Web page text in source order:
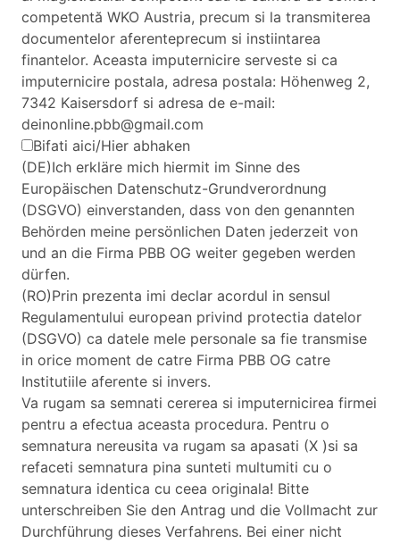
competentă WKO Austria, precum si la transmiterea
documentelor aferenteprecum si instiintarea
finantelor. Aceasta imputernicire serveste si ca
imputernicire postala, adresa postala: Höhenweg 2,
7342 Kaisersdorf si adresa de e-mail:
deinonline.pbb@gmail.com
Bifati aici/Hier abhaken
(DE)Ich erkläre mich hiermit im Sinne des
Europäischen Datenschutz-Grundverordnung
(DSGVO) einverstanden, dass von den genannten
Behörden meine persönlichen Daten jederzeit von
und an die Firma PBB OG weiter gegeben werden
dürfen.
(RO)Prin prezenta imi declar acordul in sensul
Regulamentului european privind protectia datelor
(DSGVO) ca datele mele personale sa fie transmise
in orice moment de catre Firma PBB OG catre
Institutiile aferente si invers.
Va rugam sa semnati cererea si imputernicirea firmei
pentru a efectua aceasta procedura. Pentru o
semnatura nereusita va rugam sa apasati (X )si sa
refaceti semnatura pina sunteti multumiti cu o
semnatura identica cu ceea originala! Bitte
unterschreiben Sie den Antrag und die Vollmacht zur
Durchführung dieses Verfahrens. Bei einer nicht